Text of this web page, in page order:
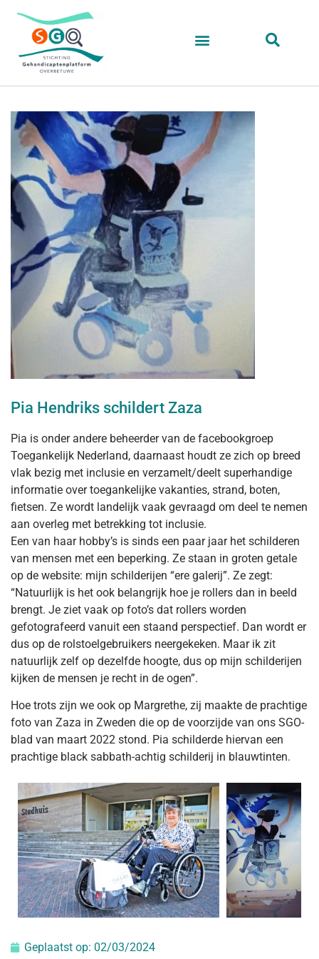
Pia Hendriks schildert Zaza
Pia is onder andere beheerder van de facebookgroep
Toegankelijk Nederland, daarnaast houdt ze zich op breed
vlak bezig met inclusie en verzamelt/deelt superhandige
informatie over toegankelijke vakanties, strand, boten,
fietsen. Ze wordt landelijk vaak gevraagd om deel te nemen
aan overleg met betrekking tot inclusie.
Een van haar hobby’s is sinds een paar jaar het schilderen
van mensen met een beperking. Ze staan in groten getale
op de website: mijn schilderijen “ere galerij”. Ze zegt:
“Natuurlijk is het ook belangrijk hoe je rollers dan in beeld
brengt. Je ziet vaak op foto’s dat rollers worden
gefotografeerd vanuit een staand perspectief. Dan wordt er
dus op de rolstoelgebruikers neergekeken. Maar ik zit
natuurlijk zelf op dezelfde hoogte, dus op mijn schilderijen
kijken de mensen je recht in de ogen”.
Hoe trots zijn we ook op Margrethe, zij maakte de prachtige
foto van Zaza in Zweden die op de voorzijde van ons SGO-
blad van maart 2022 stond. Pia schilderde hiervan een
prachtige black sabbath-achtig schilderij in blauwtinten.
Geplaatst op: 02/03/2024